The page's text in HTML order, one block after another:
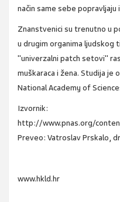
način same sebe popravljaju
Znanstvenici su trenutno u
u drugim organima ljudskog
"univerzalni patch setovi"
muškaraca i žena. Studija je
National Academy of
Izvornik:
http://www.pnas.org/
Preveo: Vatroslav Prskalo,
www.hkld.hr